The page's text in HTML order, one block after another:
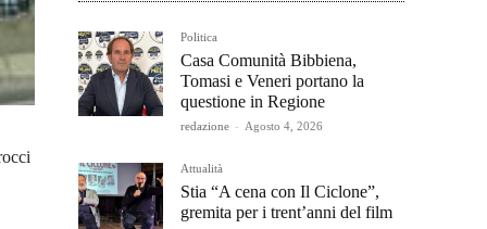
Politica
Casa Comunità Bibbiena,
Tomasi e Veneri portano la
questione in Regione
redazione - Agosto 4, 2026
Attualità
Stia “A cena con Il Ciclone”,
gremita per i trent’anni del film